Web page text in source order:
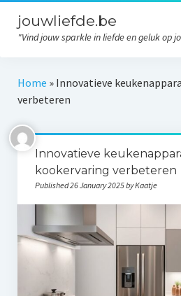
jouwliefde.be
"Vind jouw sparkle in liefde en geluk op
Home
Relaties
Persoonlijke ontwikkeling
Geluk
Home » Innovatieve
verbeteren
Innovatieve
kookervaring verbeteren
Published 26 January 2025 by Kaatje